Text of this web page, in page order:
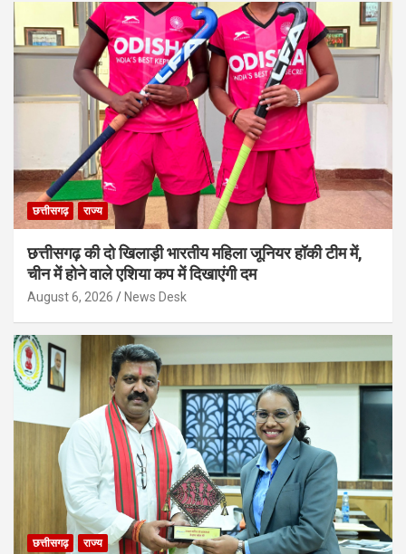
छत्तीसगढ़ राज्य
छत्तीसगढ़ की दो खिलाड़ी भारतीय महिला जूनियर हॉकी टीम में,
चीन में होने वाले एशिया कप में दिखाएंगी दम
August 6, 2026 News Desk
छत्तीसगढ़ राज्य